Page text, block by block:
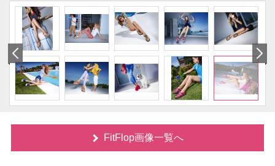
FitFlop画像一覧へ